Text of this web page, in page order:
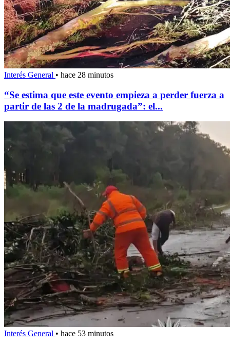
Interés General • hace 28 minutos
“Se estima que este evento empieza a perder fuerza a
partir de las 2 de la madrugada”: el...
Interés General • hace 53 minutos